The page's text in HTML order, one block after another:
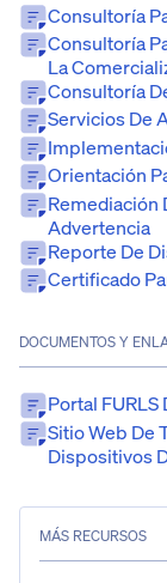
Consultoría
Consultoría
La
Consultoría
Servicios De
Orientación
Remediación
Advertencia
Reporte De
Certificado
DOCUMENTOS Y
Portal FURLS
Sitio Web De
Dispositivos
MÁS RECURSOS